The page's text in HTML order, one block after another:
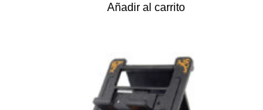
Añadir al carrito